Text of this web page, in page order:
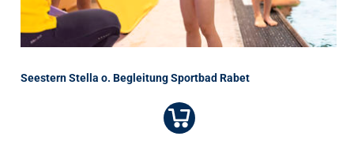
Seestern Stella o. Begleitung Sportbad Rabet